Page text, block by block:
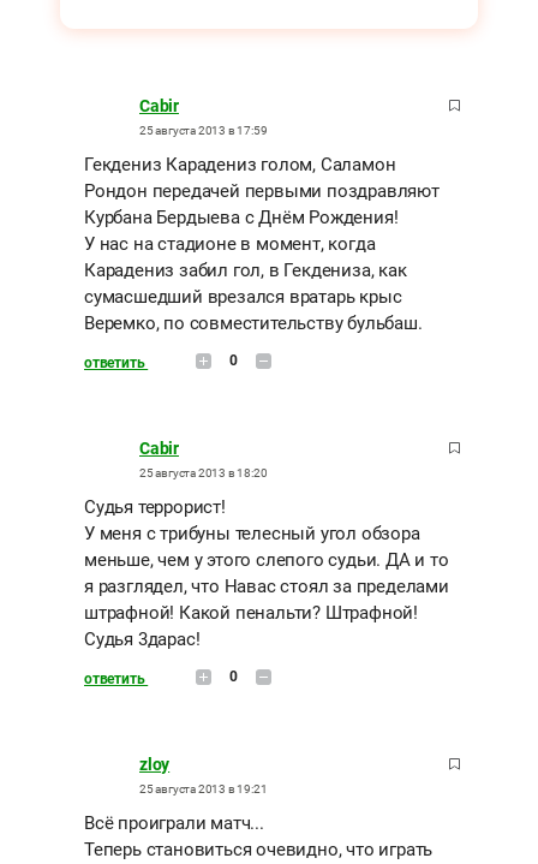
Cabir
25 августа 2013 в 17:59
Гекдениз Карадениз голом, Саламон
Рондон передачей первыми поздравляют
Курбана Бердыева с Днём Рождения!
У нас на стадионе в момент, когда
Карадениз забил гол, в Гекдениза, как
сумасшедший врезался вратарь крыс
Веремко, по совместительству бульбаш.
ответить 0
Cabir
25 августа 2013 в 18:20
Судья террорист!
У меня с трибуны телесный угол обзора
меньше, чем у этого слепого судьи. ДА и то
я разглядел, что Навас стоял за пределами
штрафной! Какой пенальти? Штрафной!
Судья 3дарас!
ответить 0
zloy
25 августа 2013 в 19:21
Всё проиграли матч...
Теперь становиться очевидно, что играть